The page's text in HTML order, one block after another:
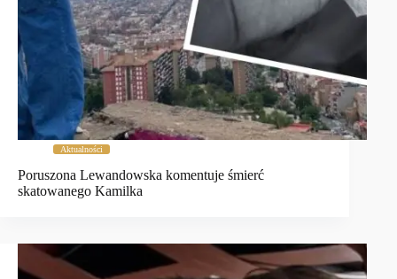
Aktualności
Poruszona Lewandowska komentuje śmierć
skatowanego Kamilka